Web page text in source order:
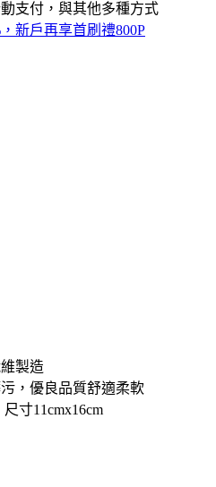
支付，與其他多種方式
新戶再享首刷禮800P
製造
，優良品質舒適柔軟
寸11cmx16cm